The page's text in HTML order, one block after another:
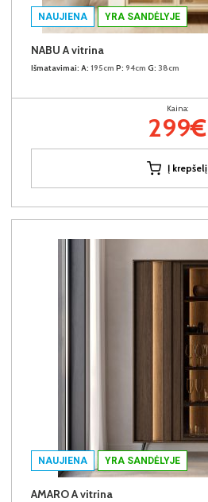
NAUJIENA YRA SANDĖLYJE
NABU A vitrina
Išmatavimai: A: 195cm P: 94cm G: 38cm
Kaina:
299€
Į krepšelį
NAUJIENA YRA SANDĖLYJE
AMARO A vitrina